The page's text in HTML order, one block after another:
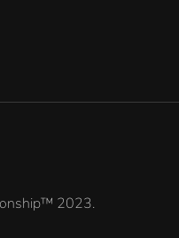
2023.